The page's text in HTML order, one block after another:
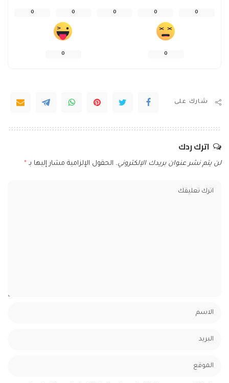
0
0
0
0
0
0
0
شارك على
اترك ردك
لن يتم نشر عنوان بريدك الإلكتروني. الحقول الإلزامية مشار إليها بـ *